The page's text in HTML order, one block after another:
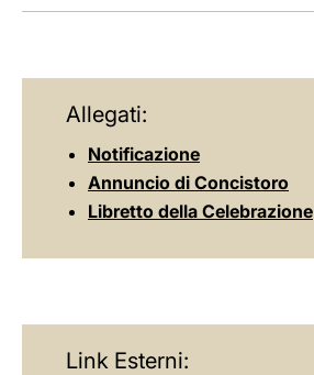
Allegati:
Notificazione
Annuncio di Concistoro
Libretto della Celebrazione
Link Esterni: